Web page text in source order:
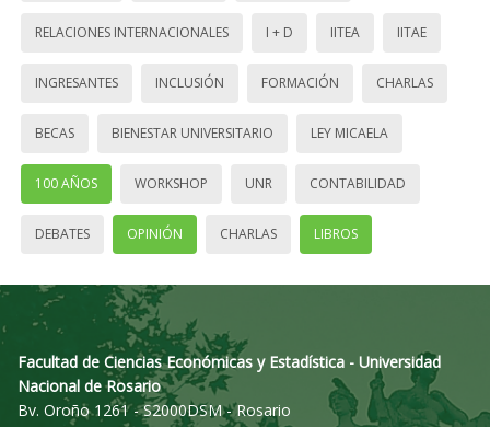
RELACIONES INTERNACIONALES I + D IITEA IITAE
INGRESANTES INCLUSIÓN FORMACIÓN CHARLAS
BECAS BIENESTAR UNIVERSITARIO LEY MICAELA
100 AÑOS WORKSHOP UNR CONTABILIDAD
DEBATES OPINIÓN CHARLAS LIBROS
Facultad de Ciencias Económicas y Estadística - Universidad
Nacional de Rosario
Bv. Oroño 1261 - S2000DSM - Rosario